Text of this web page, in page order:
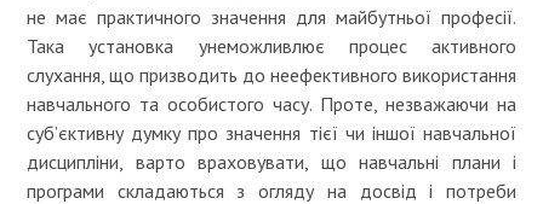
не має практичного значення для майбутньої професії.
Така установка унеможливлює процес активного
слухання, що призводить до неефективного використання
навчального та особистого часу. Проте, незважаючи на
суб’єктивну думку про значення тієї чи іншої навчальної
дисципліни, варто враховувати, що навчальні плани і
програми складаються з огляду на досвід і потреби